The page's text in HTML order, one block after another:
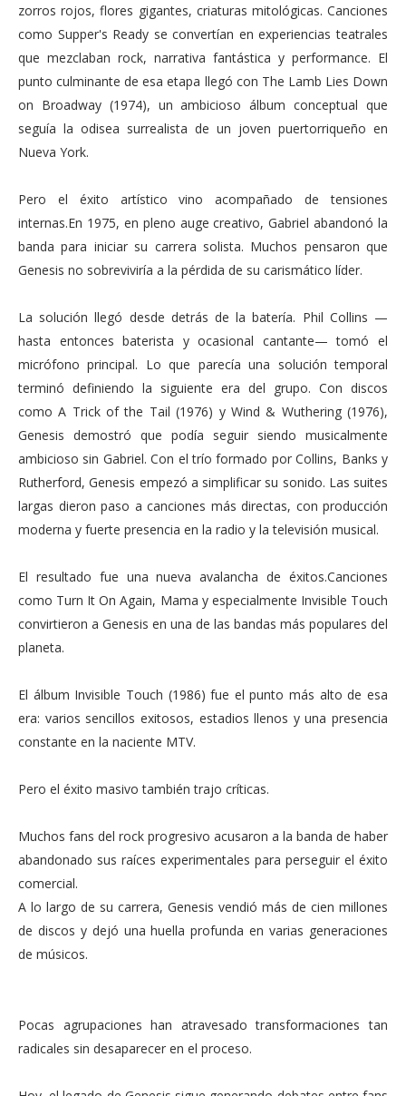
zorros rojos, flores gigantes, criaturas mitológicas. Canciones
como Supper's Ready se convertían en experiencias teatrales
que mezclaban rock, narrativa fantástica y performance. El
punto culminante de esa etapa llegó con The Lamb Lies Down
on Broadway (1974), un ambicioso álbum conceptual que
seguía la odisea surrealista de un joven puertorriqueño en
Nueva York.
Pero el éxito artístico vino acompañado de tensiones
internas.En 1975, en pleno auge creativo, Gabriel abandonó la
banda para iniciar su carrera solista. Muchos pensaron que
Genesis no sobreviviría a la pérdida de su carismático líder.
La solución llegó desde detrás de la batería. Phil Collins —
hasta entonces baterista y ocasional cantante— tomó el
micrófono principal. Lo que parecía una solución temporal
terminó definiendo la siguiente era del grupo. Con discos
como A Trick of the Tail (1976) y Wind & Wuthering (1976),
Genesis demostró que podía seguir siendo musicalmente
ambicioso sin Gabriel. Con el trío formado por Collins, Banks y
Rutherford, Genesis empezó a simplificar su sonido. Las suites
largas dieron paso a canciones más directas, con producción
moderna y fuerte presencia en la radio y la televisión musical.
El resultado fue una nueva avalancha de éxitos.Canciones
como Turn It On Again, Mama y especialmente Invisible Touch
convirtieron a Genesis en una de las bandas más populares del
planeta.
El álbum Invisible Touch (1986) fue el punto más alto de esa
era: varios sencillos exitosos, estadios llenos y una presencia
constante en la naciente MTV.
Pero el éxito masivo también trajo críticas.
Muchos fans del rock progresivo acusaron a la banda de haber
abandonado sus raíces experimentales para perseguir el éxito
comercial.
A lo largo de su carrera, Genesis vendió más de cien millones
de discos y dejó una huella profunda en varias generaciones
de músicos.
Pocas agrupaciones han atravesado transformaciones tan
radicales sin desaparecer en el proceso.